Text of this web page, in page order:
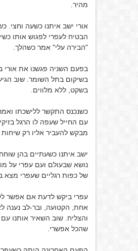
מהיר.
אורי ישב איתנו כשעה וחצי.
הבטיח לעפרי לפגוש אותו
"הבירה עלי" אמר כשהלך.
בפעם השניה פגשנו את אורי
בשיקום בתל השומר. שוב
בשקט, ללא מלווים.
כשנכנס התקשר ללישכתו
עם החייל שעפה לו הרגל
מבקש להעביר אליו רק שיחות
ישב איתנו כשעתיים בהן
נושא שבעולם ועם עפרי על
של כפות רגליים שעפרי מצא
עפרי ביקש לדעת אם אפשר
אחת, הקטועה, ובר-לב נענה
והצליח. שוב השאיר אותנו עם
שהכל אפשרי.